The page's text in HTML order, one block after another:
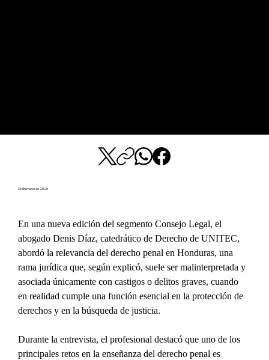
26 de mayo de 2026
En una nueva edición del segmento Consejo Legal, el
abogado Denis Díaz, catedrático de Derecho de UNITEC,
abordó la relevancia del derecho penal en Honduras, una
rama jurídica que, según explicó, suele ser malinterpretada y
asociada únicamente con castigos o delitos graves, cuando
en realidad cumple una función esencial en la protección de
derechos y en la búsqueda de justicia.
Durante la entrevista, el profesional destacó que uno de los
principales retos en la enseñanza del derecho penal es